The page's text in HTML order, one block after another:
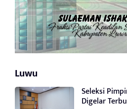
Luwu
Seleksi
Digelar